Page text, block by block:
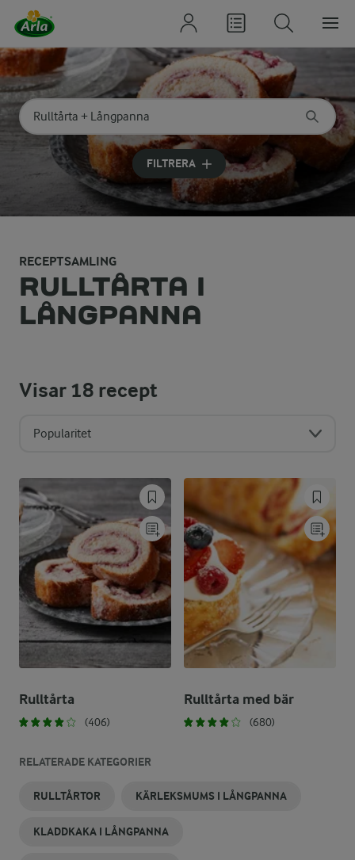
Sök på kategori eller ingrediens
Skriv in sökord för att få förslag
FILTRERA
RECEPTSAMLING
RULLTÅRTA I
LÅNGPANNA
Visar18 recept
Popularitet
Rulltårta
(406)
Rulltårta med bär
(680)
RELATERADE KATEGORIER
RULLTÅRTOR KÄRLEKSMUMS I LÅNGPANNA
KLADDKAKA I LÅNGPANNA